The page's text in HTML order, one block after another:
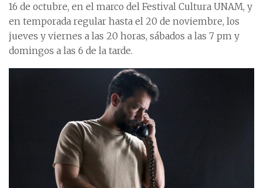
16 de octubre, en el marco del Festival Cultura UNAM, y
en temporada regular hasta el 20 de noviembre, los
jueves y viernes a las 20 horas, sábados a las 7 pm y
domingos a las 6 de la tarde.